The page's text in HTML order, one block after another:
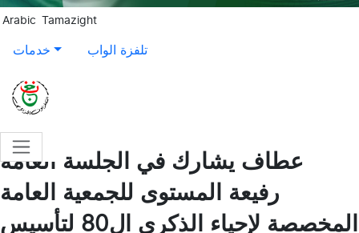
Arabic Tamazight
خدمات تلفزة الواب
عطاف يشارك في الجلسة العامة
رفيعة المستوى للجمعية العامة
المخصصة لإحياء الذكرى ال80 لتأسيس